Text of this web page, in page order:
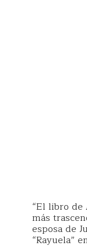
“El libro de
más
esposa de
“Rayuela”